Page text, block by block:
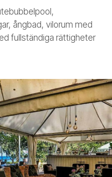
ångbad, vilorum med
fullständiga rättigheter